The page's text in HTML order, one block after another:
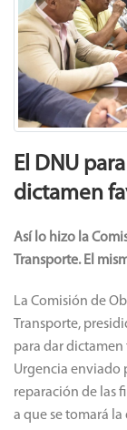
Previous
El DNU
dictamen
Así lo hizo la
Transporte.El
La Comisión de
Transporte,
para dar
Urgencia enviado
reparación de las
a que se tomará